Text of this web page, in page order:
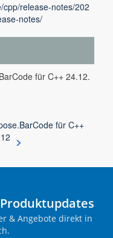
release-notes/202
notes/
für C++ 24.12.
für C++
& Angebote direkt in